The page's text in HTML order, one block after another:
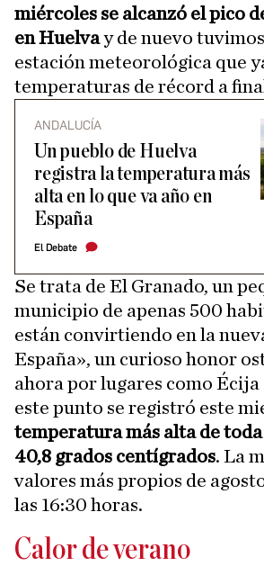
miércoles se alcanzó el pico
en Huelvay de nuevo
estación meteorológica que
temperaturas de récord a
ANDALUCÍA
Un pueblo de Huelva
registra la temperatura más
alta en lo que va año en
España
El Debate
Se trata de El Granado, un
municipio de apenas 500
están convirtiendo en la
España», un curioso honor
ahora por lugares como
este punto se registró este
temperatura más alta de toda
40,8 grados centígrados. La
valores más propios de
las 16:30 horas.
Calor de verano